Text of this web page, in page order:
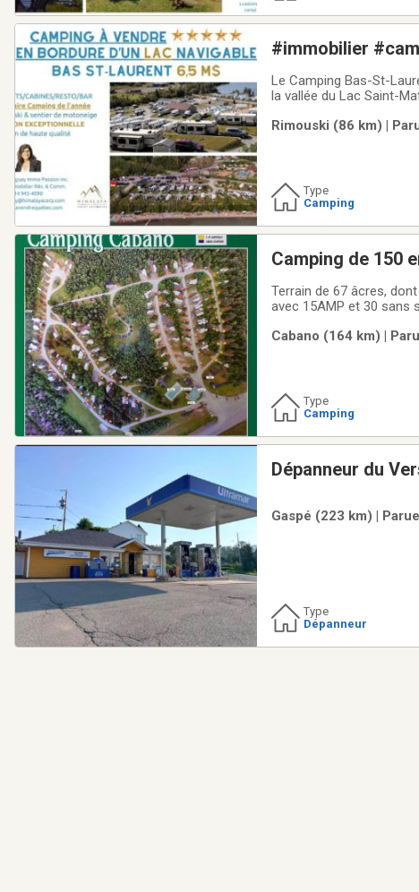
#immobilier
Le Camping Bas-St-
la vallée du Lac Saint-
le camping est ouvert à
Rimouski (86 km) |
Type
Camping
Terrain de 67 âcres,
avec 15AMP et 30 sans
Québec, dans le
Cabano (164 km) |
Type
Camping
Dépanneur du
Gaspé (223 km) |
Type
Dépanneur